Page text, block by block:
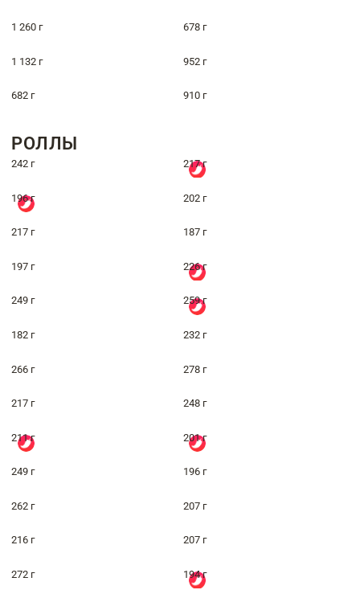
1 260 г 678 г
1 132 г 952 г
682 г 910 г
РОЛЛЫ
242 г 217 г
196 г 202 г
217 г 187 г
197 г 226 г
249 г 259 г
182 г 232 г
266 г 278 г
217 г 248 г
211 г 201 г
249 г 196 г
262 г 207 г
216 г 207 г
272 г 194 г